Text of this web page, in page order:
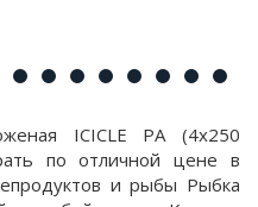
ICICLE PA (4х250
по отличной цене в
и рыбы Рыбка